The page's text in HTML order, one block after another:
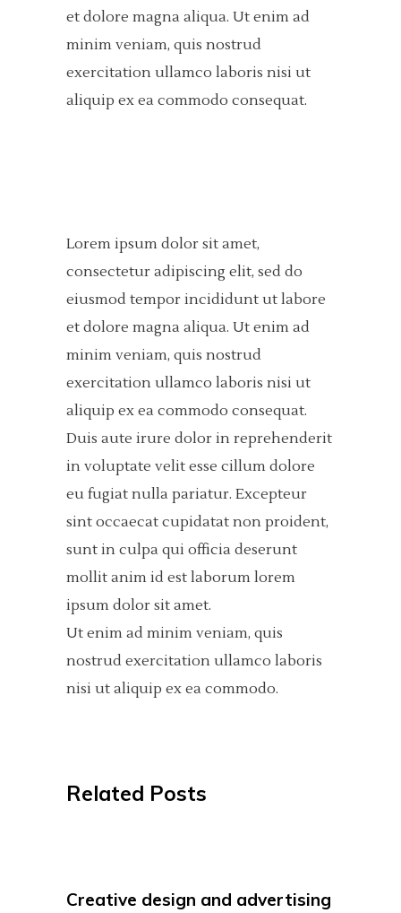
et dolore magna aliqua. Ut enim ad
minim veniam, quis nostrud
exercitation ullamco laboris nisi ut
aliquip ex ea commodo consequat.
Lorem ipsum dolor sit amet,
consectetur adipiscing elit, sed do
eiusmod tempor incididunt ut labore
et dolore magna aliqua. Ut enim ad
minim veniam, quis nostrud
exercitation ullamco laboris nisi ut
aliquip ex ea commodo consequat.
Duis aute irure dolor in reprehenderit
in voluptate velit esse cillum dolore
eu fugiat nulla pariatur. Excepteur
sint occaecat cupidatat non proident,
sunt in culpa qui officia deserunt
mollit anim id est laborum lorem
ipsum dolor sit amet.
Ut enim ad minim veniam, quis
nostrud exercitation ullamco laboris
nisi ut aliquip ex ea commodo.
Related Posts
Creative design and advertising